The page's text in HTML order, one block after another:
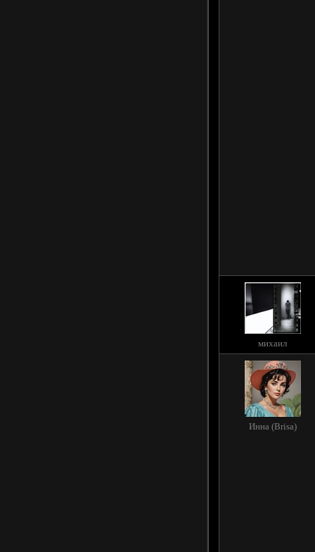
михаил
Инна (Brisa)